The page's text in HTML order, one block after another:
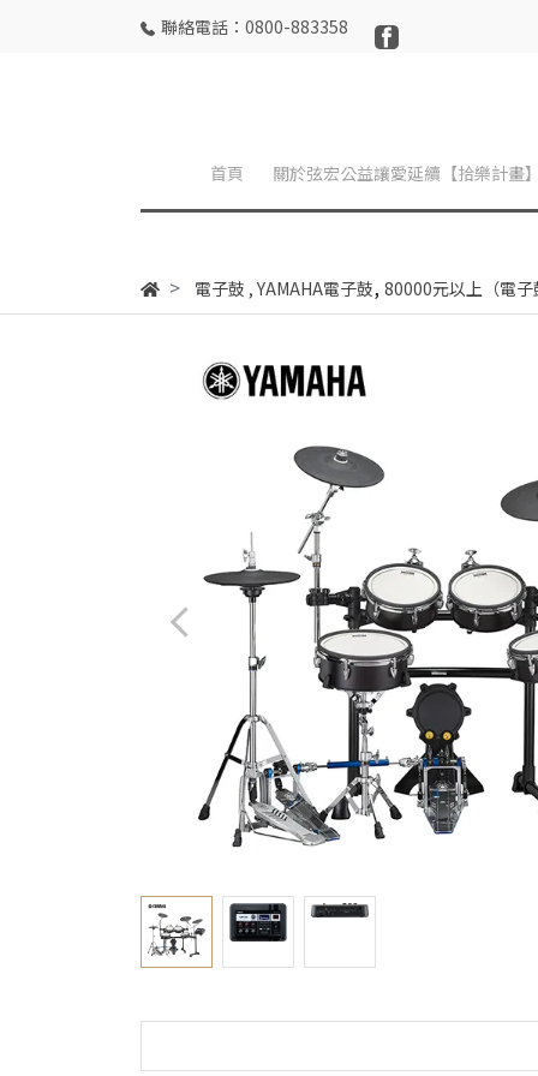
聯絡電話：0800-883358
首頁 關於弦宏公益讓愛延續【拾樂計畫
電子鼓 , YAMAHA電子鼓, 80000元以上（電子